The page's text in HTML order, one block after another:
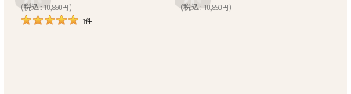
(税込: 10,890円)
1件
(税込: 10,890円)